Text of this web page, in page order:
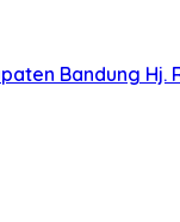
Bandung